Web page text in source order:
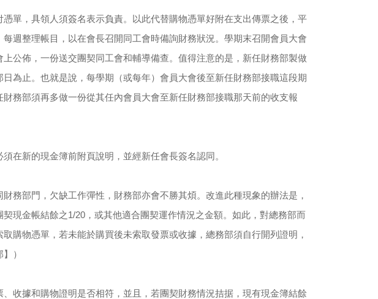
，具領人須簽名表示負責。以此代替購物憑單好附在支出傳票之後，平
週整理帳目，以在會長召開同工會時備詢財務狀況。學期末召開會員大會
公佈，一份送交團契同工會和輔導備查。值得注意的是，新任財務部製做
為止。也就是說，每學期（或每年）會員大會後至新任財務部接職這段期
務部須再多做一份從其任內會員大會至新任財務部接職那天前的收支報
新的現金簿前附頁說明，並經新任會長簽名認同。
部門，欠缺工作彈性，財務部亦會不勝其煩。改進此種現象的辦法是，
現金帳結餘之1/20，或其他適合團契運作情況之金額。如此，對總務部而
購物憑單，若未能於購買後未索取發票或收據，總務部須自行開列證明，
）
據和購物證明是否相符，並且，若團契財務情況拮据，現有現金簿結餘